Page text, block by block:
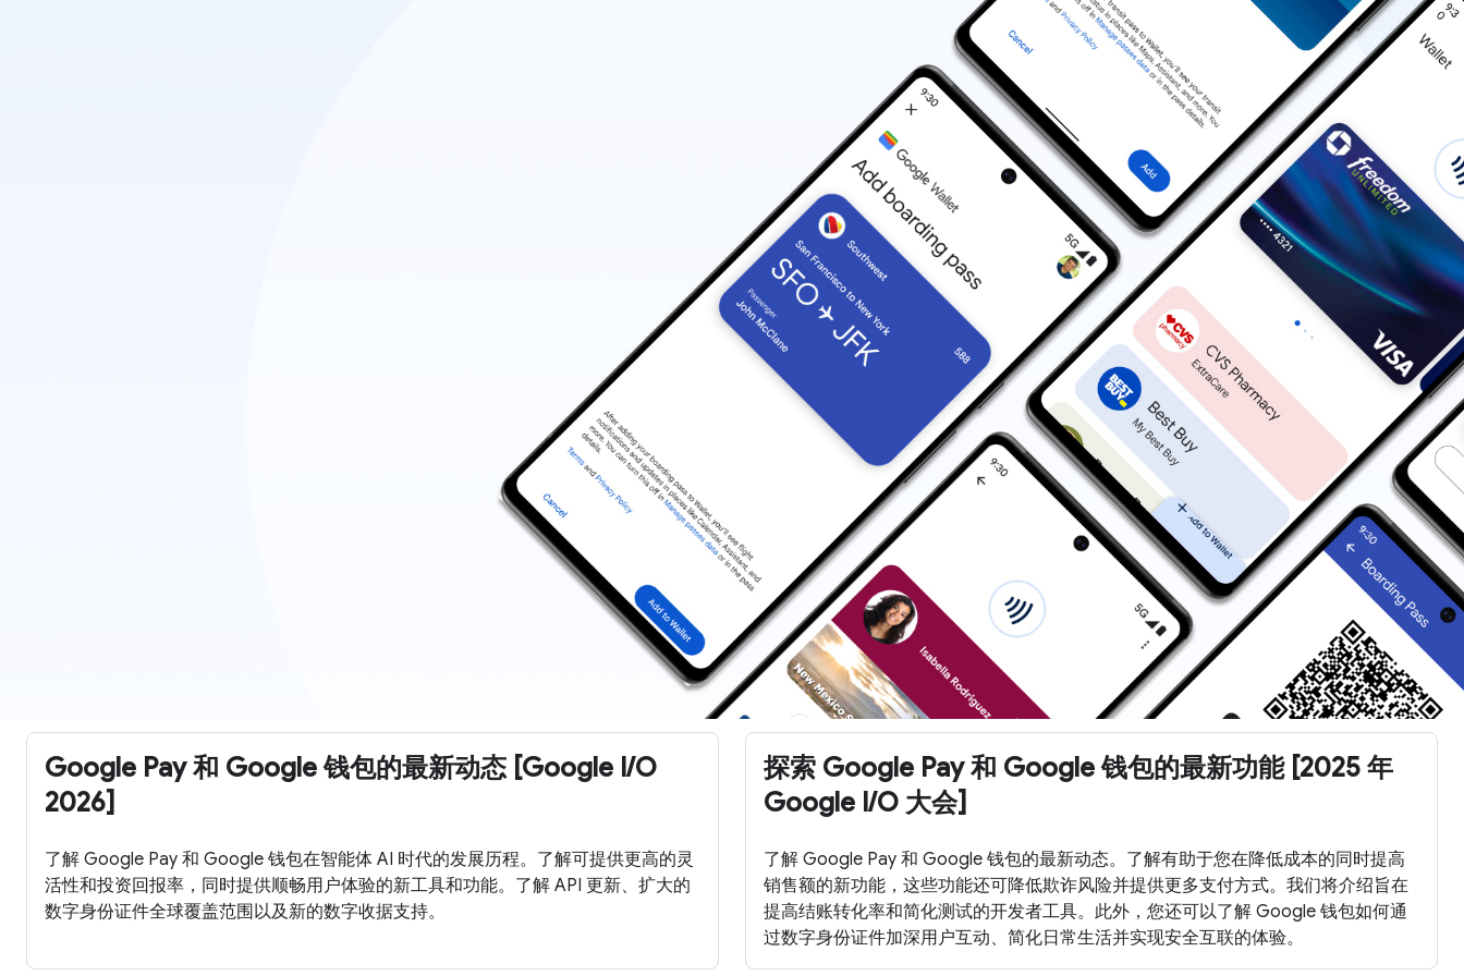
Google Pay 和 Google 钱包的最新动态 [Google I/O
2026]
了解 Google Pay 和 Google 钱包在智能体 AI 时代的发展历程。了解可提供更高的灵
活性和投资回报率，同时提供顺畅用户体验的新工具和功能。了解 API 更新、扩大的
数字身份证件全球覆盖范围以及新的数字收据支持。
探索 Google Pay 和 Google 钱包的最新功能 [2025 年
Google I/O 大会]
了解 Google Pay 和 Google 钱包的最新动态。了解有助于您在降低成本的同时提高
销售额的新功能，这些功能还可降低欺诈风险并提供更多支付方式。我们将介绍旨在
提高结账转化率和简化测试的开发者工具。此外，您还可以了解 Google 钱包如何通
过数字身份证件加深用户互动、简化日常生活并实现安全互联的体验。